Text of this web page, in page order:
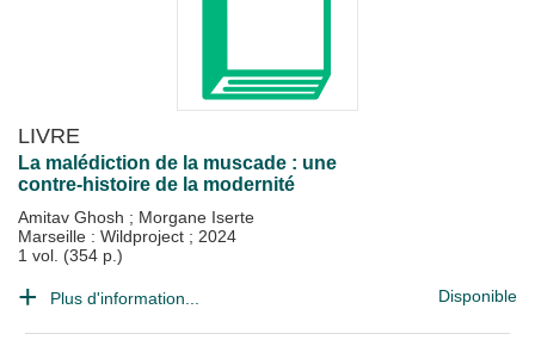
LIVRE
La malédiction de la muscade : une
contre-histoire de la modernité
Amitav Ghosh ; Morgane Iserte
Marseille : Wildproject ; 2024
1 vol. (354 p.)
Plus d'information... Disponible